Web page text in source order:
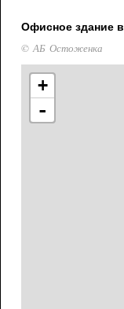
Офисное здание
© АБ Остоженка
+
-